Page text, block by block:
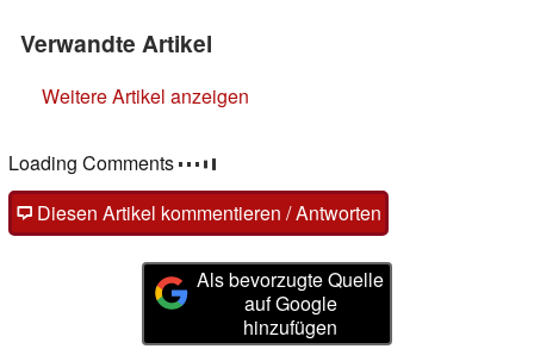
Verwandte Artikel
Weitere Artikel anzeigen
Loading Comments
Diesen Artikel kommentieren / Antworten
Als bevorzugte Quelle
auf Google
hinzufügen